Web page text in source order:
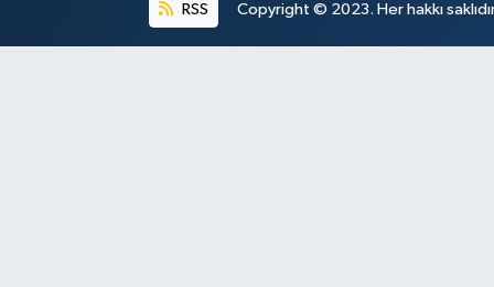
RSS Copyright © 2023. Her hakkı